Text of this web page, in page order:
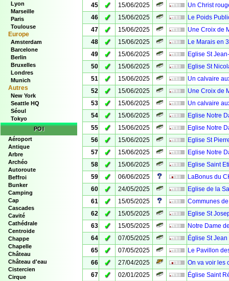
Lyon
Marseille
Paris
Toulouse
Europe
Amsterdam
Barcelone
Berlin
Bruxelles
Londres
Munich
Autres
New York
Seattle HQ
Séoul
Tokyo
POI
Aéroport
Antique
Arbre
Archéo
Autoroute
Beffroi
Bunker
Camping
Cap
Cascades
Cavité
Cathédrale
Centroide
Chappe
Chapelle
Château
Château d'eau
Cistercien
Cirque
45
✓ 15/06/2025
Un Christ
46
✓ 15/06/2025
Le Poids
47
✓ 15/06/2025
Une Croix de
48
✓ 15/06/2025
Le Marais en
49
✓ 15/06/2025
Eglise St
50
✓ 15/06/2025
Eglise St
51
✓ 15/06/2025
Un calvaire
52
✓ 15/06/2025
Une Croix de
53
✓ 15/06/2025
Un calvaire
54
✓ 15/06/2025
Eglise Notre
55
✓ 15/06/2025
Eglise Notre
56
✓ 15/06/2025
Eglise St
57
✓ 15/06/2025
Eglise Notre
58
✓ 15/06/2025
Eglise Saint
59
✓ 06/06/2025
LaBonus du
60
✓ 24/05/2025
Eglise de la
61
✓ 15/05/2025
Communes
62
✓ 15/05/2025
Eglise St
63
✓ 15/05/2025
Notre Dame
64
✓ 07/05/2025
Église St
65
✓ 07/05/2025
Le Pavillon
66
✓ 27/04/2025
On va voir les
67
✓ 02/01/2025
Église Saint